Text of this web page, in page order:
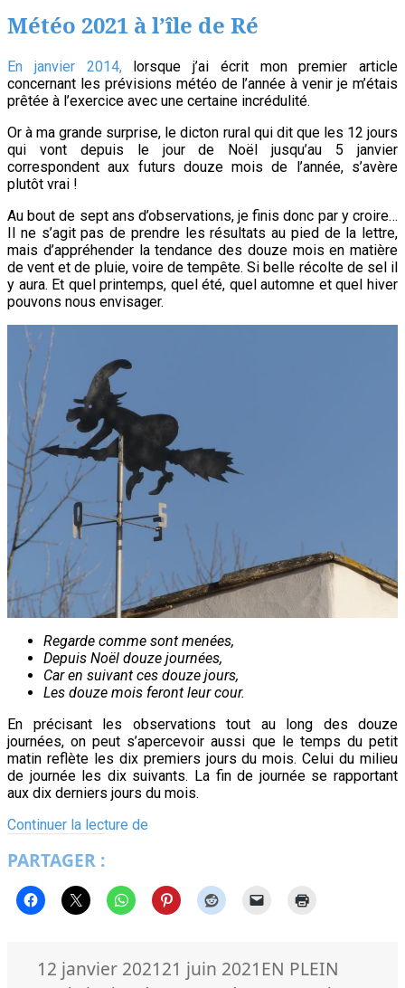
Loverdose
à
l’île
de
Météo 2021 à l’île de Ré
En janvier 2014, lorsque j’ai écrit mon premier article
concernant les prévisions météo de l’année à venir je m’étais
prêtée à l’exercice avec une certaine incrédulité.
Or à ma grande surprise, le dicton rural qui dit que les 12 jours
qui vont depuis le jour de Noël jusqu’au 5 janvier
correspondent aux futurs douze mois de l’année, s’avère
plutôt vrai !
Au bout de sept ans d’observations, je finis donc par y croire…
Il ne s’agit pas de prendre les résultats au pied de la lettre,
mais d’appréhender la tendance des douze mois en matière
de vent et de pluie, voire de tempête. Si belle récolte de sel il
y aura. Et quel printemps, quel été, quel automne et quel hiver
pouvons nous envisager.
Regarde comme sont menées,
Depuis Noël douze journées,
Car en suivant ces douze jours,
Les douze mois feront leur cour.
En précisant les observations tout au long des douze
journées, on peut s’apercevoir aussi que le temps du petit
matin reflète les dix premiers jours du mois. Celui du milieu
de journée les dix suivants. La fin de journée se rapportant
aux dix derniers jours du mois.
Continuer la lecture de
de
Ré
PARTAGER :
Publié
12 janvier 202121 juin 2021 Catégories
EN PLEIN